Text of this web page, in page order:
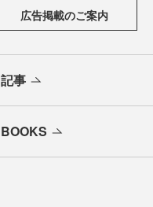
広告掲載のご案内
記事
BOOKS